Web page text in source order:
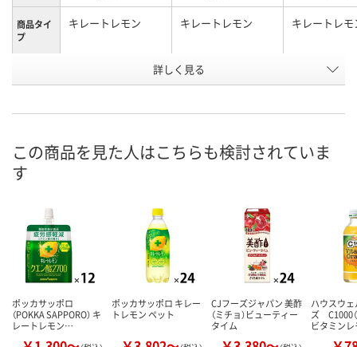
商品タイ
プ
キレートレモン キレートレモン キレートレモ
HE64581 WPA6508
8月7日（金）
カゴへ カ
詳しく見る
この商品を見た人はこちらも検討されていま
す
ポッカサッポロ
（POKKA SAPPORO） キ
レートレモン…
ポッカサッポロ キレー
トレモン ペット
CJフーズジャパン 美酢
（ミチョ）ビューティー
タイム
ハウスウ
ズ C1000
ビタミン